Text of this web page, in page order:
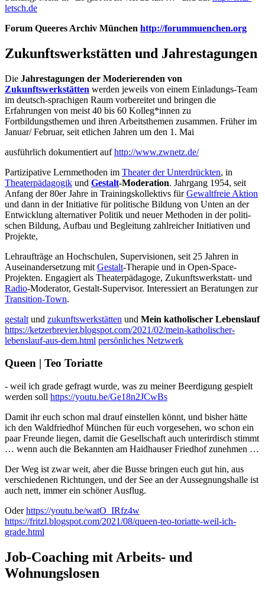
letsch.de
Forum Queeres Archiv München http://forummuenchen.org
Zukunftswerkstätten und Jahrestagungen
Die Jahrestagungen der Moderierenden von
Zukunftswerkstätten werden jeweils von einem Einladungs-Team
im deutsch-sprachigen Raum vorbereitet und bringen die
Erfahrungen von meist 40 bis 60 Kolleg*innen zu
Fortbildungsthemen und ihren Arbeitsthemen zusammen. Früher im
Januar/ Februar, seit etlichen Jahren um den 1. Mai
ausführlich dokumentiert aufhttp://www.zwnetz.de/
Partizipative Lernmethoden im Theater der Unterdrückten, in
Theaterpädagogik und Gestalt-Moderation. Jahrgang 1954, seit
Anfang der 80er Jahre in Trainings­kollektivs fürGewaltfreie Aktion
und dann in der Initiative für politische Bildung von Unten an der
Entwicklung alternativer Politik und neuer Methoden in der politi­
schen Bildung, Aufbau und Begleitung zahlreicher Initiativen und
Projekte,
Lehr­aufträge an Hochschulen, Supervisionen, seit 25 Jahren in
Auseinander­set­zung mit Gestalt-Therapie und in Open-Space-
Projekten. Engagiert als Theaterpädagoge, Zukunftswerkstatt- und
Radio-Moderator, Gestalt-Supervisor. Interessiert an Beratungen zur
Transition-Town.
gestalt und zukunftswerkstätten und Mein katholischer Lebenslauf
https://ketzerbrevier.blogspot.com/2021/02/mein-katholischer-
lebenslauf-aus-dem.html persönliches Netzwerk
Queen | Teo Toriatte
- weil ich grade gefragt wurde, was zu meiner Beerdigung gespielt
werden soll https://youtu.be/Ge18n2JCwBs
Damit ihr euch schon mal drauf einstellen könnt, und bisher hätte
ich den Waldfriedhof München für euch vorgesehen, wo schon ein
paar Freunde liegen, damit die Gesellschaft auch unterirdisch stimmt
… wenn auch die Bekannten am Haidhauser Friedhof zunehmen …
Der Weg ist zwar weit, aber die Busse bringen euch gut hin, aus
verschiedenen Richtungen, und der See an der Aussegnungshalle ist
auch nett, immer ein schöner Ausflug.
Oderhttps://youtu.be/watO_IRfz4w
https://fritzl.blogspot.com/2021/08/queen-teo-toriatte-weil-ich-
grade.html
Job-Coaching mit Arbeits- und
Wohnungslosen